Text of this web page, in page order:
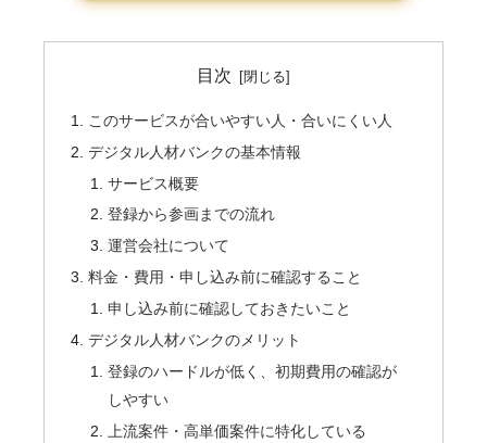
目次
このサービスが合いやすい人・合いにくい人
デジタル人材バンクの基本情報
サービス概要
登録から参画までの流れ
運営会社について
料金・費用・申し込み前に確認すること
申し込み前に確認しておきたいこと
デジタル人材バンクのメリット
登録のハードルが低く、初期費用の確認が
しやすい
上流案件・高単価案件に特化している